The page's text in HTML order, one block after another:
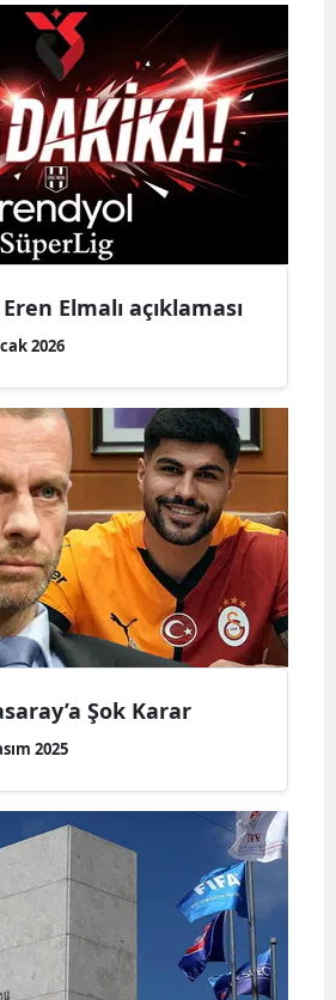
Elmalı açıklaması
2026
Şok Karar
2025